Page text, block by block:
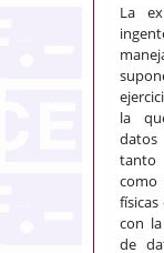
La
la
tanto
como
con
de